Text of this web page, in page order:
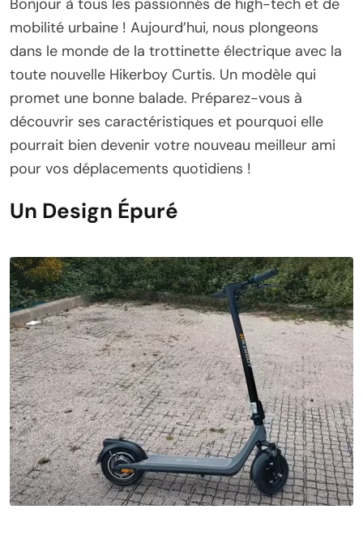
mobilité urbaine ! Aujourd’hui, nous plongeons
dans le monde de la trottinette électrique avec la
toute nouvelle Hikerboy Curtis. Un modèle qui
promet une bonne balade. Préparez-vous à
découvrir ses caractéristiques et pourquoi elle
pourrait bien devenir votre nouveau meilleur ami
pour vos déplacements quotidiens !
Un Design Épuré